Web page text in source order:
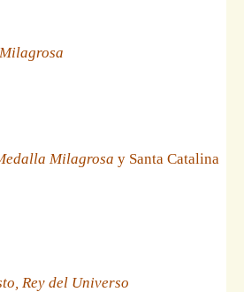
Milagrosa y Santa Catalina
Rey del Universo